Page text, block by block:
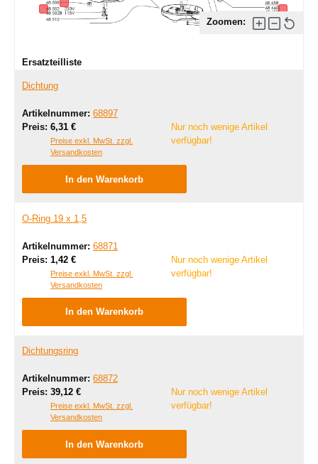
Zoomen:
Ersatzteilliste
Dichtung
Artikelnummer: 68897
Preis: Regulärer Preis:
6,31 €
Preise exkl. MwSt. zzgl.
Versandkosten
Nur noch wenige Artikel
verfügbar!
In den Warenkorb
O-Ring 19 x 1,5
Artikelnummer: 68871
Preis: Regulärer Preis:
1,42 €
Preise exkl. MwSt. zzgl.
Versandkosten
Nur noch wenige Artikel
verfügbar!
In den Warenkorb
Dichtungsring
Artikelnummer: 68872
Preis: Regulärer Preis:
39,12 €
Preise exkl. MwSt. zzgl.
Versandkosten
Nur noch wenige Artikel
verfügbar!
In den Warenkorb